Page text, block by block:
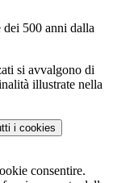
500 anni dalla
si avvalgono di
illustrate nella
i cookies
consentire.